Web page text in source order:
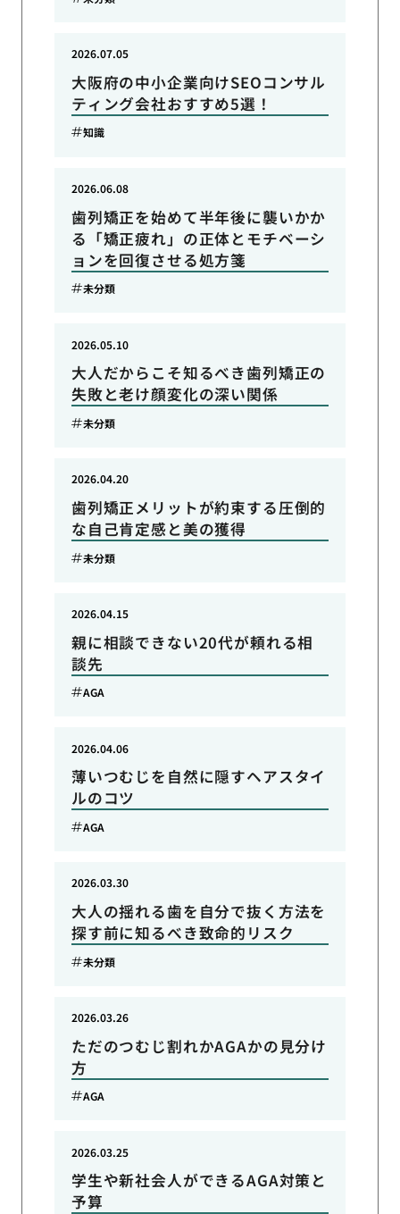
大阪府の中小企業向けSEOコンサル
ティング会社おすすめ5選！
2026.07.05
知識
歯列矯正を始めて半年後に襲いかか
る「矯正疲れ」の正体とモチベーシ
ョンを回復させる処方箋
2026.06.08
未分類
大人だからこそ知るべき歯列矯正の
失敗と老け顔変化の深い関係
2026.05.10
未分類
歯列矯正メリットが約束する圧倒的
な自己肯定感と美の獲得
2026.04.20
未分類
親に相談できない20代が頼れる相
談先
2026.04.15
AGA
薄いつむじを自然に隠すヘアスタイ
ルのコツ
2026.04.06
AGA
大人の揺れる歯を自分で抜く方法を
探す前に知るべき致命的リスク
2026.03.30
未分類
ただのつむじ割れかAGAかの見分け
方
2026.03.26
AGA
学生や新社会人ができるAGA対策と
予算
2026.03.25